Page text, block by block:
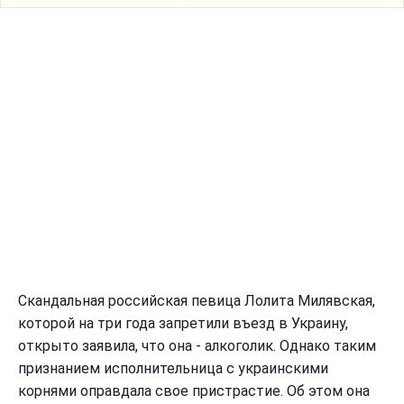
Скандальная российская певица Лолита Милявская,
которой на три года запретили въезд в Украину,
открыто заявила, что она - алкоголик. Однако таким
признанием исполнительница с украинскими
корнями оправдала свое пристрастие. Об этом она